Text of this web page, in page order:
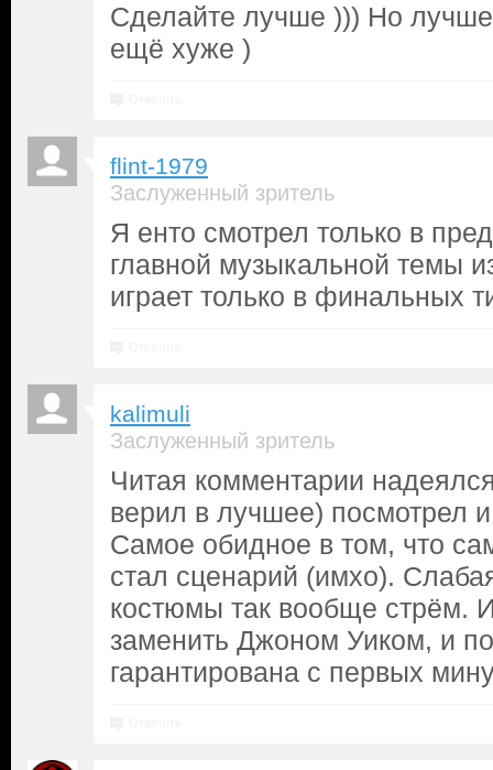
Сделайте лучше ))) Но лучше
ещё хуже )
flint-1979
Заслуженный зритель
Я енто смотрел только в
главной музыкальной темы
играет только в финальных
kalimuli
Заслуженный зритель
Читая комментарии
верил в лучшее) посмотрел
Самое обидное в том, что
стал сценарий (имхо).
костюмы так вообще стрём.
заменить Джоном Уиком, и
гарантирована с первых